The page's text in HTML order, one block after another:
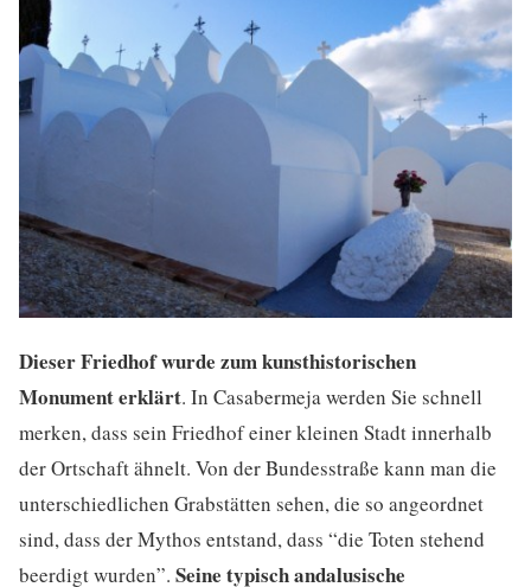
Dieser Friedhof wurde zum kunsthistorischen
Monument erklärt. In Casabermeja werden Sie schnell
merken, dass sein Friedhof einer kleinen Stadt innerhalb
der Ortschaft ähnelt. Von der Bundesstraße kann man die
unterschiedlichen Grabstätten sehen, die so angeordnet
sind, dass der Mythos entstand, dass “die Toten stehend
beerdigt wurden”. Seine typisch andalusische